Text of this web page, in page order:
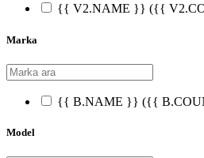
{{ V2.NAME }} ({{
Marka
{{ B.NAME }} ({{
Model